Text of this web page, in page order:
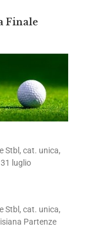
Finale
Stbl, cat. unica,
luglio
Stbl, cat. unica,
Partenze